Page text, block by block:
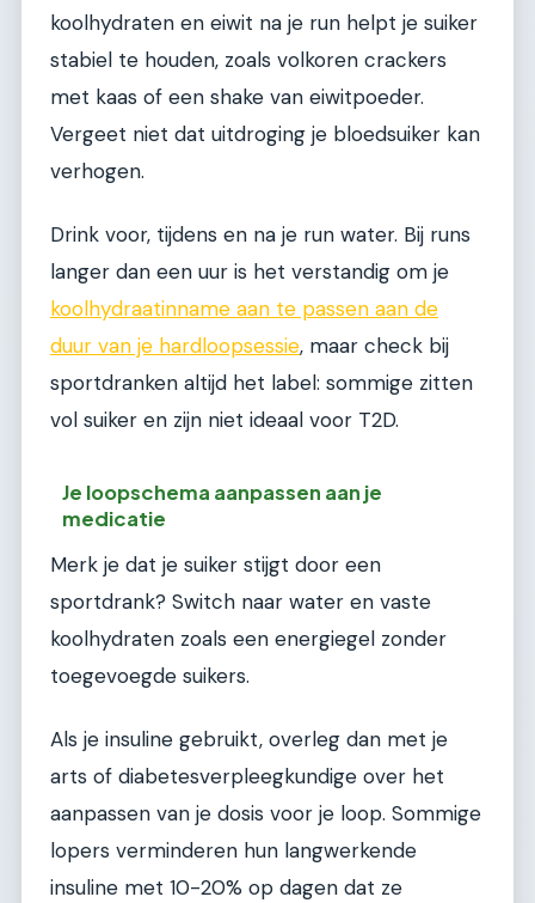
koolhydraten en eiwit na je run helpt je suiker
stabiel te houden, zoals volkoren crackers
met kaas of een shake van eiwitpoeder.
Vergeet niet dat uitdroging je bloedsuiker kan
verhogen.
Drink voor, tijdens en na je run water. Bij runs
langer dan een uur is het verstandig om je
koolhydraatinname aan te passen aan de
duur van je hardloopsessie, maar check bij
sportdranken altijd het label: sommige zitten
vol suiker en zijn niet ideaal voor T2D.
Je loopschema aanpassen aan je
medicatie
Merk je dat je suiker stijgt door een
sportdrank? Switch naar water en vaste
koolhydraten zoals een energiegel zonder
toegevoegde suikers.
Als je insuline gebruikt, overleg dan met je
arts of diabetesverpleegkundige over het
aanpassen van je dosis voor je loop. Sommige
lopers verminderen hun langwerkende
insuline met 10-20% op dagen dat ze